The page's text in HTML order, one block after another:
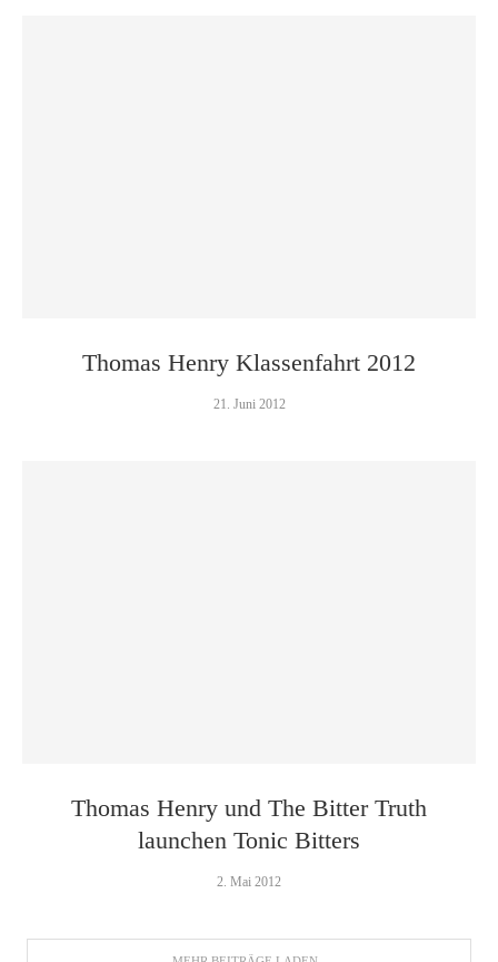
Thomas Henry Klassenfahrt 2012
21. Juni 2012
Thomas Henry und The Bitter Truth
launchen Tonic Bitters
2. Mai 2012